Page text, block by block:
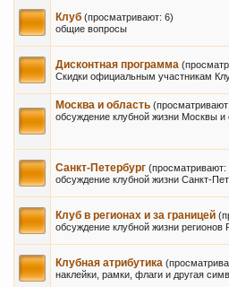
Клуб (просматривают: 6)
общие вопросы
Дисконтная программа
Скидки официальным участникам
Москва и область
обсуждение клубной жизни Москвы и
Санкт-Петербург (просматривают:
обсуждение клубной жизни Санкт-
Клуб в регионах и за границей
обсуждение клубной жизни регионов
Клубная атрибутика
наклейки, рамки, флаги и другая